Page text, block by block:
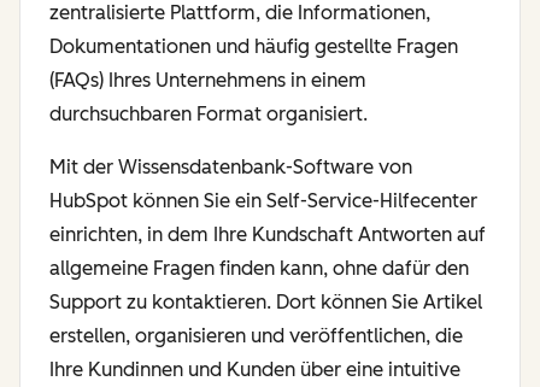
zentralisierte Plattform, die Informationen,
Dokumentationen und häufig gestellte Fragen
(FAQs) Ihres Unternehmens in einem
durchsuchbaren Format organisiert.
Mit der Wissensdatenbank-Software von
HubSpot können Sie ein Self-Service-Hilfecenter
einrichten, in dem Ihre Kundschaft Antworten auf
allgemeine Fragen finden kann, ohne dafür den
Support zu kontaktieren. Dort können Sie Artikel
erstellen, organisieren und veröffentlichen, die
Ihre Kundinnen und Kunden über eine intuitive